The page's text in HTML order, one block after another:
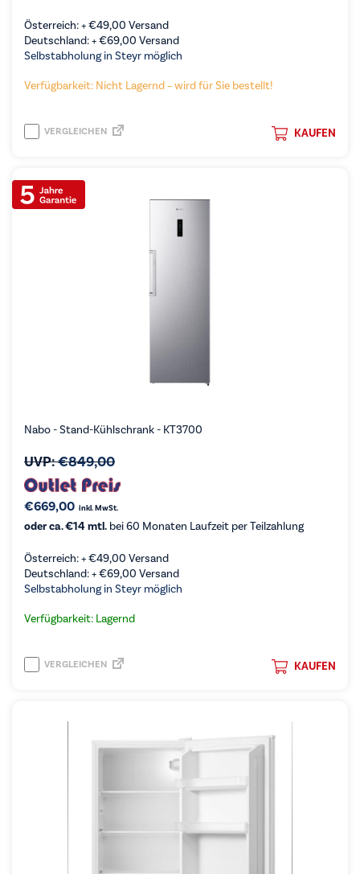
Österreich: +€49,00 Versand
Deutschland: +€69,00 Versand
Selbstabholung in Steyr möglich
Verfügbarkeit: Nicht Lagernd – wird für Sie bestellt!
KAUFEN
VERGLEICHEN
Nabo - Stand-Kühlschrank - KT3700
UVP:€849,00
€669,00 inkl. MwSt.
oder ca. €14 mtl. bei 60 Monaten Laufzeit per Teilzahlung
Österreich: +€49,00 Versand
Deutschland: +€69,00 Versand
Selbstabholung in Steyr möglich
Verfügbarkeit: Lagernd
KAUFEN
VERGLEICHEN